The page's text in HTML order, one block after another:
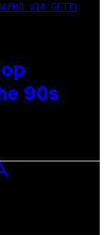
VIA GETTY
90s